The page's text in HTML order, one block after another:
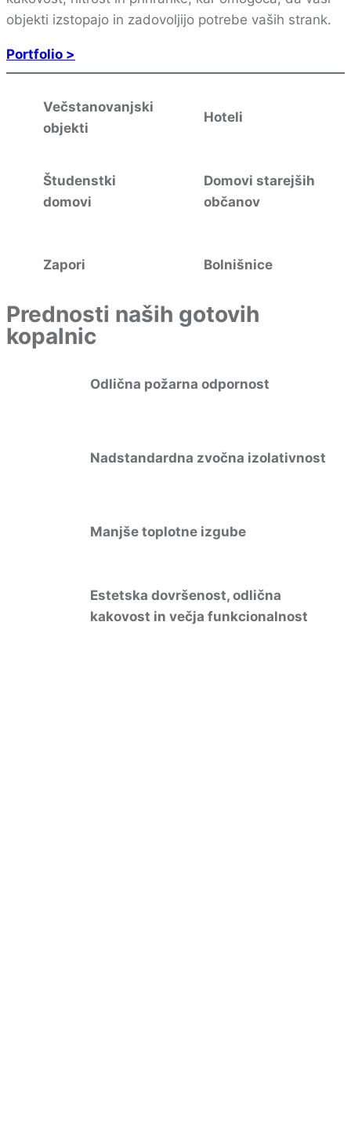
objekti izstopajo in zadovoljijo potrebe vaših strank.
Portfolio >
Večstanovanjski
objekti
Hoteli
Študenstki
domovi
Domovi starejših
občanov
Zapori Bolnišnice
Prednosti naših gotovih
kopalnic
Odlična požarna odpornost
Nadstandardna zvočna izolativnost
Manjše toplotne izgube
Estetska dovršenost, odlična
kakovost in večja funkcionalnost